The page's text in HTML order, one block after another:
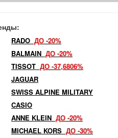
RADO ДО -20%
BALMAIN ДО -20%
TISSOT ДО -37,6806%
JAGUAR
SWISS ALPINE MILITARY
CASIO
ANNE KLEIN ДО -20%
MICHAEL KORS ДО -30%